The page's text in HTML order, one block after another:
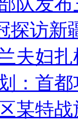
探访新
夫妇
：首
某特